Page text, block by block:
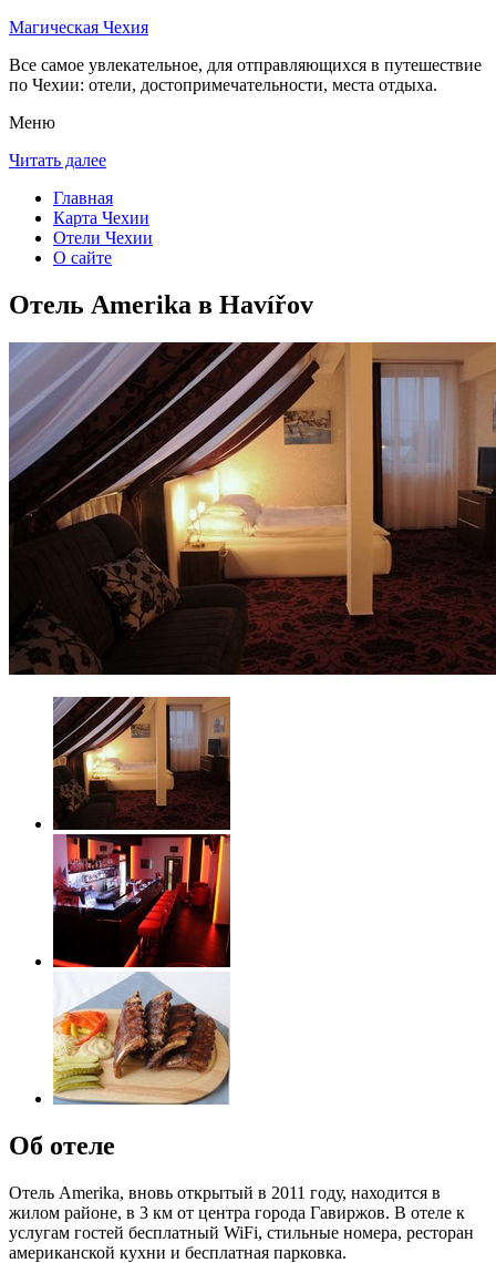
Магическая Чехия
Все самое увлекательное, для отправляющихся в путешествие
по Чехии: отели, достопримечательности, места отдыха.
Меню
Читать далее
Главная
Карта Чехии
Отели Чехии
О сайте
Отель Amerika в Havířov
Об отеле
Отель Amerika, вновь открытый в 2011 году, находится в
жилом районе, в 3 км от центра города Гавиржов. В отеле к
услугам гостей бесплатный WiFi, стильные номера, ресторан
американской кухни и бесплатная парковка.